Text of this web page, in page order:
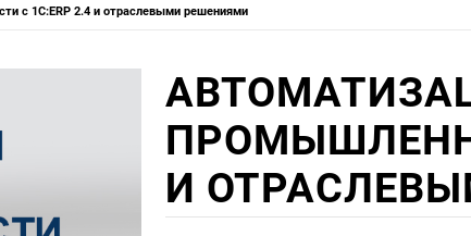
с 1С:ERP 2.4 и отраслевыми решениями
И